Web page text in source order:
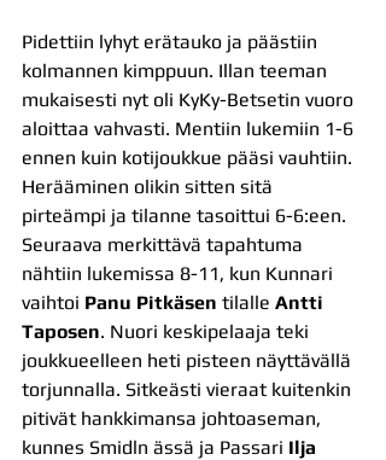
Pidettiin lyhyt erätauko ja päästiin
kolmannen kimppuun. Illan teeman
mukaisesti nyt oli KyKy-Betsetin vuoro
aloittaa vahvasti. Mentiin lukemiin 1-6
ennen kuin kotijoukkue pääsi vauhtiin.
Herääminen olikin sitten sitä
pirteämpi ja tilanne tasoittui 6-6:een.
Seuraava merkittävä tapahtuma
nähtiin lukemissa 8-11, kun Kunnari
vaihtoi Panu Pitkäsen tilalle Antti
Taposen. Nuori keskipelaaja teki
joukkueelleen heti pisteen näyttävällä
torjunnalla. Sitkeästi vieraat kuitenkin
pitivät hankkimansa johtoaseman,
kunnes Smidln ässä ja Passari Ilja